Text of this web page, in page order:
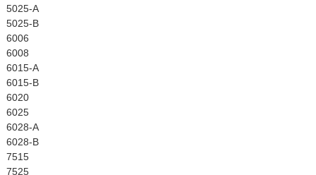
5025-A
5025-B
6006
6008
6015-A
6015-B
6020
6025
6028-A
6028-B
7515
7525